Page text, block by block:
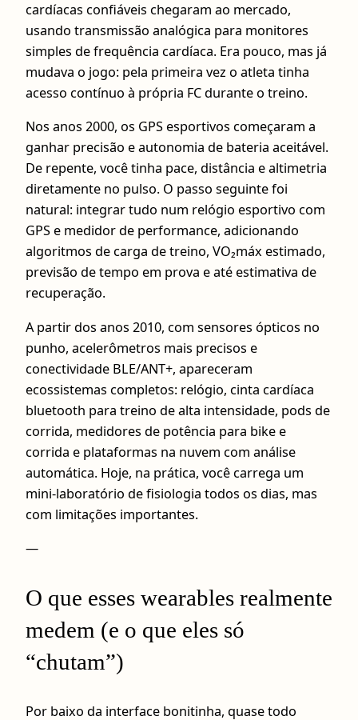
cardíacas confiáveis chegaram ao mercado,
usando transmissão analógica para monitores
simples de frequência cardíaca. Era pouco, mas já
mudava o jogo: pela primeira vez o atleta tinha
acesso contínuo à própria FC durante o treino.
Nos anos 2000, os GPS esportivos começaram a
ganhar precisão e autonomia de bateria aceitável.
De repente, você tinha pace, distância e altimetria
diretamente no pulso. O passo seguinte foi
natural: integrar tudo num relógio esportivo com
GPS e medidor de performance, adicionando
algoritmos de carga de treino, VO₂máx estimado,
previsão de tempo em prova e até estimativa de
recuperação.
A partir dos anos 2010, com sensores ópticos no
punho, acelerômetros mais precisos e
conectividade BLE/ANT+, apareceram
ecossistemas completos: relógio, cinta cardíaca
bluetooth para treino de alta intensidade, pods de
corrida, medidores de potência para bike e
corrida e plataformas na nuvem com análise
automática. Hoje, na prática, você carrega um
mini-laboratório de fisiologia todos os dias, mas
com limitações importantes.
—
O que esses wearables realmente
medem (e o que eles só
“chutam”)
Por baixo da interface bonitinha, quase todo